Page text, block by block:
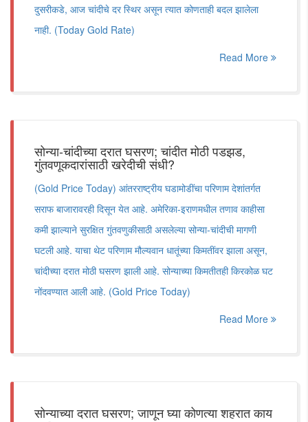
दुसरीकडे, आज चांदीचे दर स्थिर असून त्यात कोणताही बदल झालेला
नाही. (Today Gold Rate)
Read More
सोन्या-चांदीच्या दरात घसरण; चांदीत मोठी पडझड,
गुंतवणूकदारांसाठी खरेदीची संधी?
(Gold Price Today) आंतरराष्ट्रीय घडामोडींचा परिणाम देशांतर्गत
सराफ बाजारावरही दिसून येत आहे. अमेरिका-इराणमधील तणाव काहीसा
कमी झाल्याने सुरक्षित गुंतवणुकीसाठी असलेल्या सोन्या-चांदीची मागणी
घटली आहे. याचा थेट परिणाम मौल्यवान धातूंच्या किमतींवर झाला असून,
चांदीच्या दरात मोठी घसरण झाली आहे. सोन्याच्या किमतीतही किरकोळ घट
नोंदवण्यात आली आहे. (Gold Price Today)
Read More
सोन्याच्या दरात घसरण; जाणून घ्या कोणत्या शहरात काय